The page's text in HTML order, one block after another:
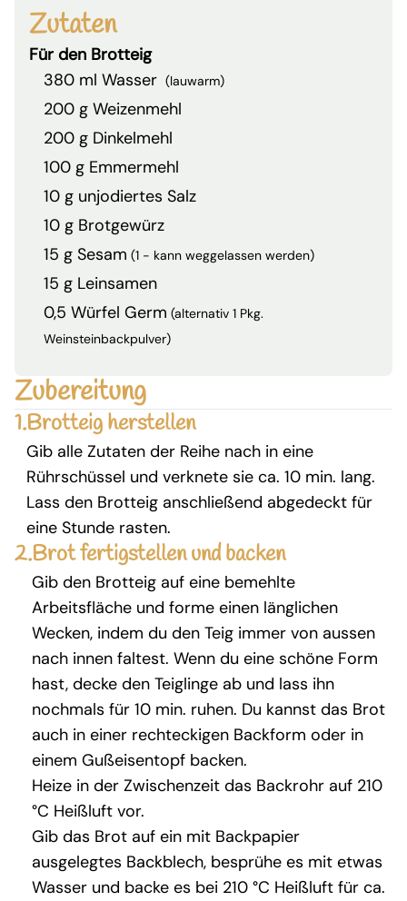
Zutaten
Für den Brotteig
380 ml Wasser (lauwarm)
200 g Weizenmehl
200 g Dinkelmehl
100 g Emmermehl
10 g unjodiertes Salz
10 g Brotgewürz
15 g Sesam (1 - kann weggelassen werden)
15 g Leinsamen
0,5 Würfel Germ (alternativ 1 Pkg.
Weinsteinbackpulver)
Zubereitung
1.Brotteig herstellen
Gib alle Zutaten der Reihe nach in eine
Rührschüssel und verknete sie ca. 10 min. lang.
Lass den Brotteig anschließend abgedeckt für
eine Stunde rasten.
2.Brot fertigstellen und backen
Gib den Brotteig auf eine bemehlte
Arbeitsfläche und forme einen länglichen
Wecken, indem du den Teig immer von aussen
nach innen faltest. Wenn du eine schöne Form
hast, decke den Teiglinge ab und lass ihn
nochmals für 10 min. ruhen. Du kannst das Brot
auch in einer rechteckigen Backform oder in
einem Gußeisentopf backen.
Heize in der Zwischenzeit das Backrohr auf 210
°C Heißluft vor.
Gib das Brot auf ein mit Backpapier
ausgelegtes Backblech, besprühe es mit etwas
Wasser und backe es bei 210 °C Heißluft für ca.